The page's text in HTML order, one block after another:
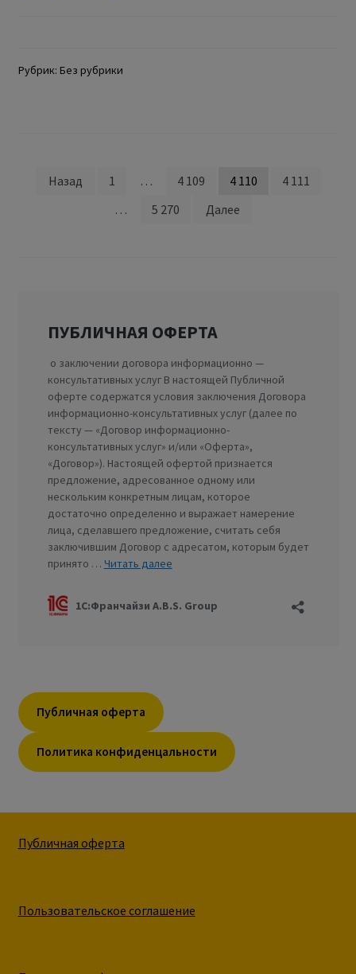
Рубрик: Без рубрики
Назад 1 … 4 109 4 110
4 111
…
5 270 Далее
Публичная оферта
Политика конфиденцальности
Публичная оферта
Пользовательское соглашение